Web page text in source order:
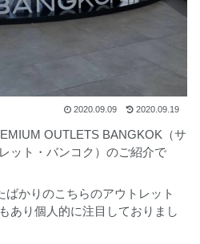
2020.09.09 2020.09.19
OUTLETS BANGKOK（サ
ット・バンコク）のご紹介で
ばかりのこちらのアウトレット
あり個人的に注目しておりまし